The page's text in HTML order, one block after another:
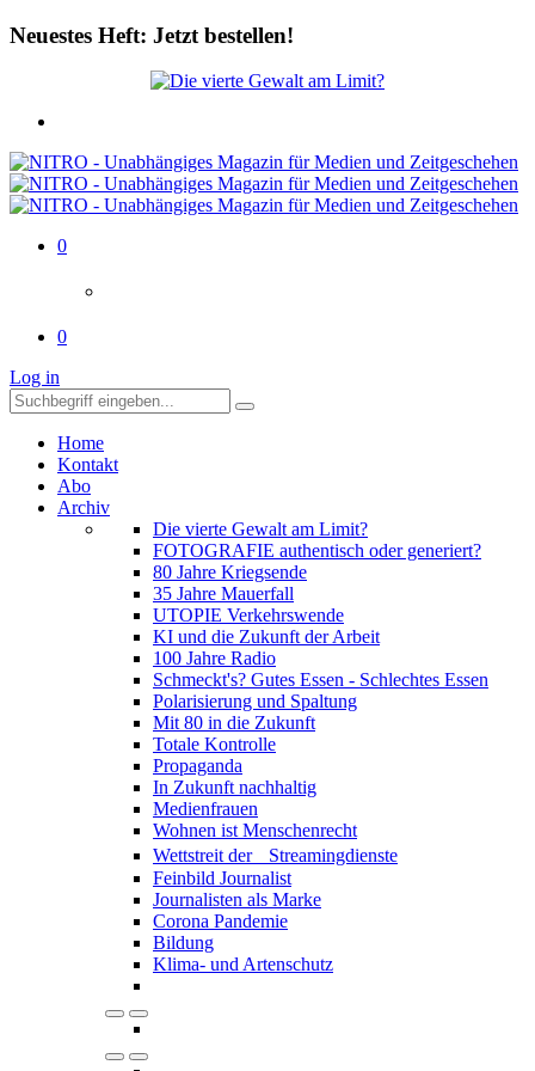
Neuestes Heft: Jetzt bestellen!
0
0
Log in
Home
Kontakt
Abo
Archiv
Die vierte Gewalt am Limit?
FOTOGRAFIE authentisch oder generiert?
80 Jahre Kriegsende
35 Jahre Mauerfall
UTOPIE Verkehrswende
KI und die Zukunft der Arbeit
100 Jahre Radio
Schmeckt's? Gutes Essen - Schlechtes Essen
Polarisierung und Spaltung
Mit 80 in die Zukunft
Totale Kontrolle
Propaganda
In Zukunft nachhaltig
Medienfrauen
Wohnen ist Menschenrecht
Wettstreit der Streamingdienste
Feinbild Journalist
Journalisten als Marke
Corona Pandemie
Bildung
Klima- und Artenschutz